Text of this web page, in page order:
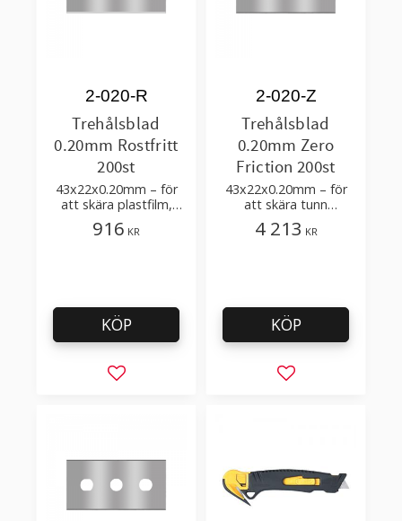
Trehålsblad
0.20mm Rostfritt
200st
43x22x0.20mm – för
att skära plastfilm,
sträckfilm med få
tillsatser
2-020-R
916 KR
Lägg till i favoriter
KÖP
Trehålsblad
0.20mm Zero
Friction 200st
43x22x0.20mm – för
att skära tunn
plastfilm, sträckfilm
2-020-Z
4 213 KR
Lägg till i
KÖP